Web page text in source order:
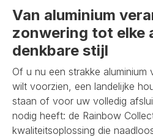
Van aluminium
zonwering tot elke
denkbare stijl
Of u nu een strakke aluminium
wilt voorzien, een landelijke
staan of voor uw volledig
nodig heeft: de Rainbow
kwaliteitsoplossing die